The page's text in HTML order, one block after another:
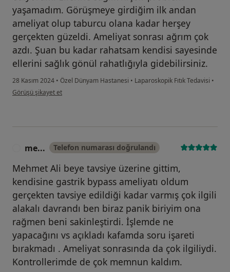
yaşamadım. Görüşmeye girdiğim ilk andan
ameliyat olup taburcu olana kadar herşey
gerçekten güzeldi. Ameliyat sonrası ağrım çok
azdı. Şuan bu kadar rahatsam kendisi sayesinde
ellerini sağlık gönül rahatlığıyla gidebilirsiniz.
28 Kasım 2024 • Özel Dünyam Hastanesi • Laparoskopik Fıtık Tedavisi •
kullanıcının görüşüne göre ne...
Görüşü şikayet et
me... Telefon numarası doğrulandı
Mehmet Ali beye tavsiye üzerine gittim,
kendisine gastrik bypass ameliyatı oldum
gerçekten tavsiye edildiği kadar varmış çok ilgili
alakalı davrandı ben biraz panik biriyim ona
rağmen beni sakinleştirdi. İşlemde ne
yapacağını vs açıkladı kafamda soru işareti
bırakmadı . Ameliyat sonrasında da çok ilgiliydi.
Kontrollerimde de çok memnun kaldım.